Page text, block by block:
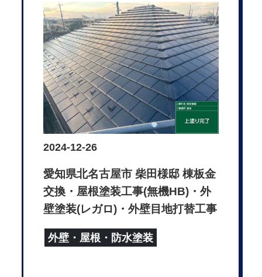
2024-12-26
愛知県北名古屋市 柴田様邸 棟板金
交換・屋根塗装工事(無機HB)・外
壁塗装(レガロ)・外壁目地打替工事
外壁・屋根・防水塗装